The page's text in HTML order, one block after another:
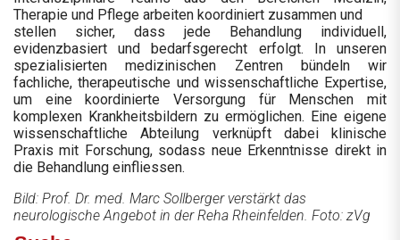
Therapie und Pflege arbeiten koordiniert zusammen und
stellen sicher, dass jede Behandlung individuell,
evidenzbasiert und bedarfsgerecht erfolgt. In unseren
spezialisierten medizinischen Zentren bündeln wir
fachliche, therapeutische und wissenschaftliche Expertise,
um eine koordinierte Versorgung für Menschen mit
komplexen Krankheitsbildern zu ermöglichen. Eine eigene
wissenschaftliche Abteilung verknüpft dabei klinische
Praxis mit Forschung, sodass neue Erkenntnisse direkt in
die Behandlung einfliessen.
Bild: Prof. Dr. med. Marc Sollberger verstärkt das
neurologische Angebot in der Reha Rheinfelden. Foto: zVg